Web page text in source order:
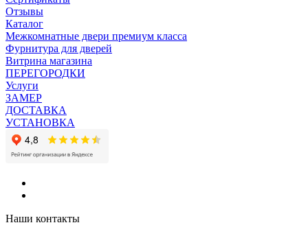
Отзывы
Каталог
Межкомнатные двери премиум класса
Фурнитура для дверей
Витрина магазина
ПЕРЕГОРОДКИ
Услуги
ЗАМЕР
ДОСТАВКА
УСТАНОВКА
Наши контакты